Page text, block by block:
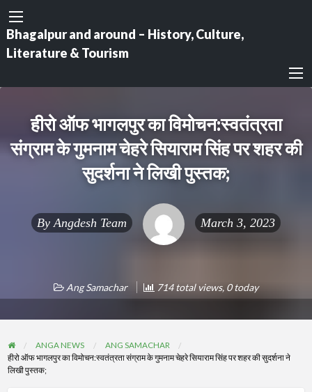
Bhagalpur and around – History, Culture,
Literature & Tourism
हीरो ऑफ भागलपुर का विमोचन:स्वतंत्रता
संग्राम के गुमनाम चेहरे सियाराम सिंह पर शहर की
सुदर्शना ने लिखी पुस्तक;
By Angdesh Team March 3, 2023
Ang Samachar 714 total views, 0 today
ANGA NEWS
ANG SAMACHAR
हीरो ऑफ भागलपुर का विमोचन:स्वतंत्रता संग्राम के गुमनाम चेहरे सियाराम सिंह पर शहर की सुदर्शना ने
लिखी पुस्तक;